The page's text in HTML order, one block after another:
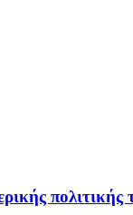
πολιτικής